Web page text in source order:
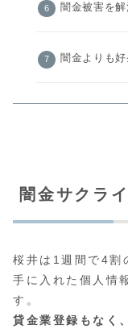
闇金被害を
闇金よりも
闇金サクラ
桜井は1週間で4割
手に入れた個人情
す。
貸金業登録もなく